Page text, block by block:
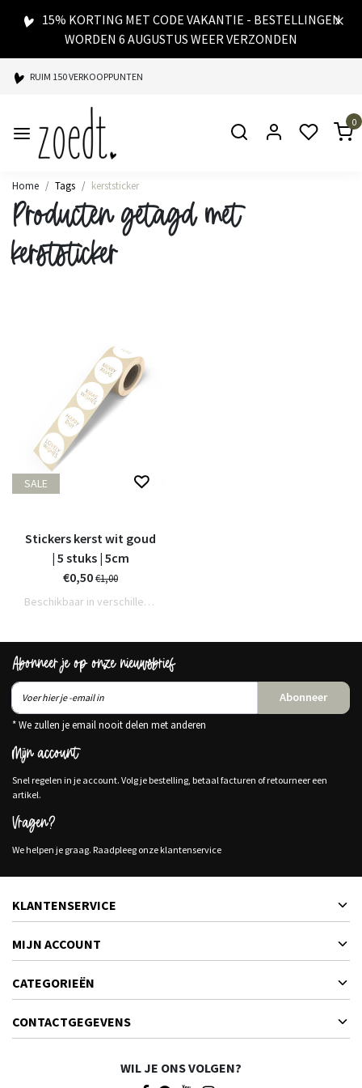
15% KORTING MET CODE VAKANTIE - BESTELLINGEN
WORDEN 6 AUGUSTUS WEER VERZONDEN
RUIM 150 VERKOOPPUNTEN
SPAARPUNTEN BIJ ELKE AANKOOP
SNELLE LEVERING
0
Home Tags kerststicker
Producten getagd met
kerststicker
SALE
Stickers kerst wit goud
| 5 stuks | 5cm
€0,50€1,00
Beschikbaar in verschillende varianten
Abonneer je op onze nieuwsbrief
Abonneer
* We zullen je email nooit delen met anderen
Mijn account
Snel regelen in je account. Volg je bestelling, betaal facturen of retourneer een
artikel.
Vragen?
We helpen je graag. Raadpleeg onze klantenservice
KLANTENSERVICE
MIJN ACCOUNT
CATEGORIEËN
CONTACTGEGEVENS
WIL JE ONS VOLGEN?